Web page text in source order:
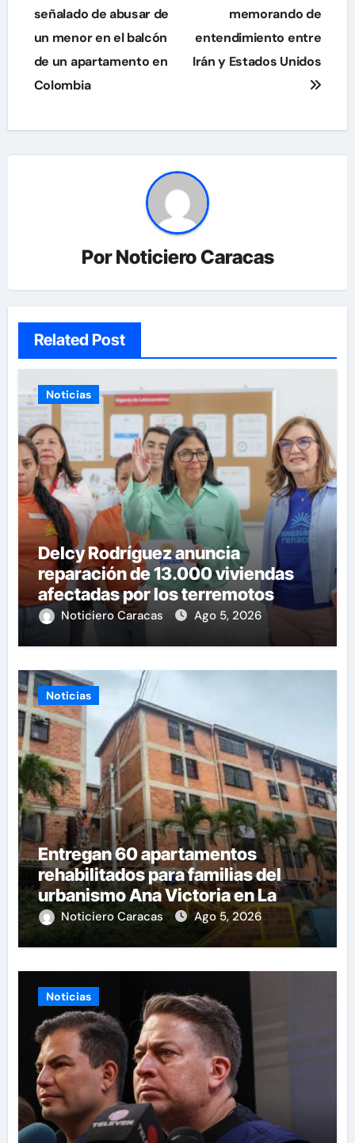
entradas
señalado de abusar de
un menor en el balcón
de un apartamento en
Colombia
memorando de
entendimiento entre
Irán y Estados Unidos
PorNoticiero Caracas
Related Post
Noticias
Delcy Rodríguez anuncia
reparación de 13.000 viviendas
afectadas por los terremotos
Noticiero Caracas Ago 5, 2026
Noticias
Entregan 60 apartamentos
rehabilitados para familias del
urbanismo Ana Victoria en La
Guaira
Noticiero Caracas Ago 5, 2026
Noticias